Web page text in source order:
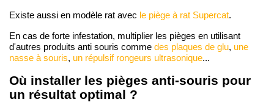
Existe aussi en modèle rat avec le piège à rat Supercat.
En cas de forte infestation, multiplier les pièges en utilisant
d'autres produits anti souris comme des plaques de glu, une
nasse à souris, un répulsif rongeurs ultrasonique...
Où installer les pièges anti-souris pour
un résultat optimal ?